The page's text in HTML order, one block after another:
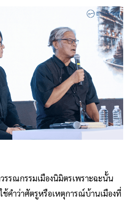
รรณกรรมเมืองนิมิตรเพราะฉะนั้น
ใช้คำว่าศัตรูหรือเหตุการณ์บ้านเมืองที่